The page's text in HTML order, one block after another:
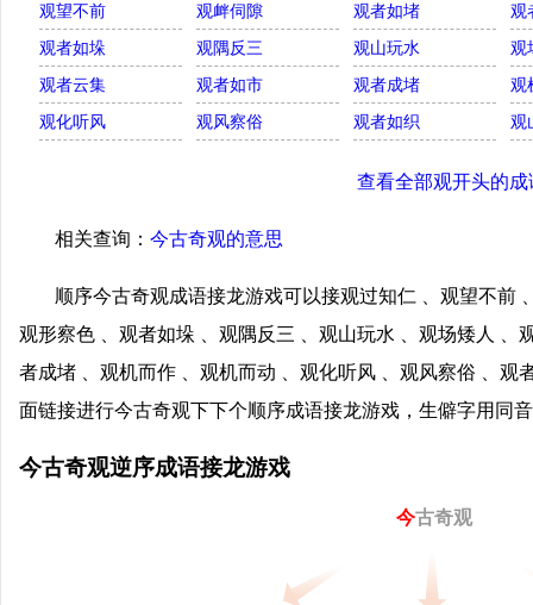
观望不前 观衅伺隙 观者如堵
观
观者如垛
观隅反三 观山玩水
观
观者云集
观者如市 观者成堵
观
观化听风
观风察俗 观者如织 观
查看全部观开头的成
相关查询： 今古奇观的意思
顺序今古奇观成语接龙游戏可以接观过知仁 、观望不前
观形察色 、观者如垛 、观隅反三 、观山玩水 、观场矮人 、
者成堵 、观机而作 、观机而动 、观化听风 、观风察俗 、观
面链接进行今古奇观下下个顺序成语接龙游戏，生僻字用同
今古奇观逆序成语接龙游戏
今古奇观